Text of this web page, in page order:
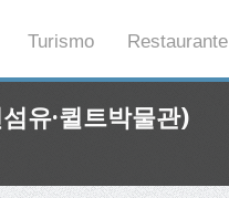
Turismo Restaurante
·퀼트박물관)